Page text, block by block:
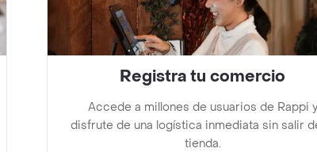
Registra tu comercio
Accede a millones de usuarios de Rappi y
disfrute de una logística inmediata sin salir
tienda.